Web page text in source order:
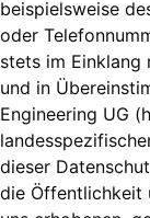
beispielsweise
oder
stets im Einklang
und in
Engineering UG
dieser
die Öffentlichkeit